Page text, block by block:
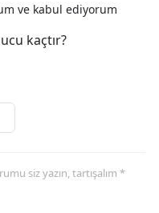
ve kabul ediyorum
kaçtır?
siz yazın, tartışalım *